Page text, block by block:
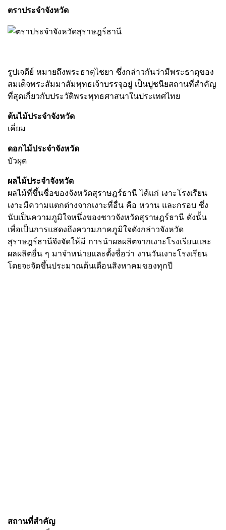
ตราประจำจังหวัด
รูปเจดีย์ หมายถึงพระธาตุไชยา ซึ่งกล่าวกันว่ามีพระธาตุของ
สมเด็จพระสัมมาสัมพุทธเจ้าบรรจุอยู่ เป็นปูชนียสถานที่สำคัญ
ที่สุดเกี่ยวกับประวัติพระพุทธศาสนาในประเทศไทย
ต้นไม้ประจำจังหวัด
เคี่ยม
ดอกไม้ประจำจังหวัด
บัวผุด
ผลไม้ประจำจังหวัด
ผลไม้ที่ขึ้นชื่อของจังหวัดสุราษฎร์ธานี ได้แก่ เงาะโรงเรียน
เงาะมีความแตกต่างจากเงาะที่อื่น คือ หวาน และกรอบ ซึ่ง
นับเป็นความภูมิใจหนึ่งของชาวจังหวัดสุราษฎร์ธานี ดังนั้น
เพื่อเป็นการแสดงถึงความภาคภูมิใจดังกล่าวจังหวัด
สุราษฎร์ธานีจึงจัดให้มี การนำผลผลิตจากเงาะโรงเรียนและ
ผลผลิตอื่น ๆ มาจำหน่ายและตั้งชื่อว่า งานวันเงาะโรงเรียน
โดยจะจัดขึ้นประมาณต้นเดือนสิงหาคมของทุกปี
สถานที่สำคัญ